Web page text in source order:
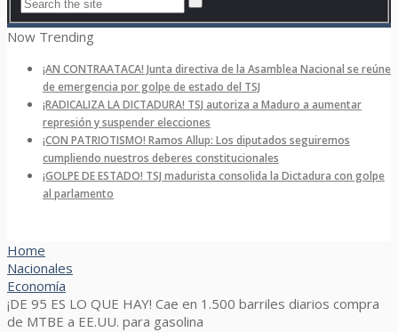
Now Trending
¡AN CONTRAATACA! Junta directiva de la Asamblea Nacional se reúne
de emergencia por golpe de estado del TSJ
¡RADICALIZA LA DICTADURA! TSJ autoriza a Maduro a aumentar
represión y suspender elecciones
¡CON PATRIOTISMO! Ramos Allup: Los diputados seguiremos
cumpliendo nuestros deberes constitucionales
¡GOLPE DE ESTADO! TSJ madurista consolida la Dictadura con golpe
al parlamento
Home
Nacionales
Economía
¡DE 95 ES LO QUE HAY! Cae en 1.500 barriles diarios compra
de MTBE a EE.UU. para gasolina